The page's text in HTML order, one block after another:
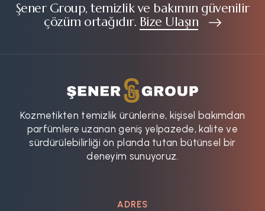
Şener Group, temizlik ve bakımın güvenilir
çözüm ortağıdır. Bize Ulaşın
Kozmetikten temizlik ürünlerine, kişisel bakımdan
parfümlere uzanan geniş yelpazede, kalite ve
sürdürülebilirliği ön planda tutan bütünsel bir
deneyim sunuyoruz.
ADRES